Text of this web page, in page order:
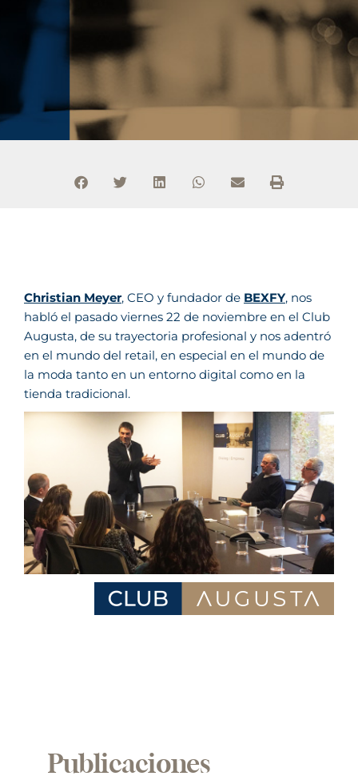
Christian Meyer, CEO y fundador de BEXFY, nos
habló el pasado viernes 22 de noviembre en el Club
Augusta, de su trayectoria profesional y nos adentró
en el mundo del retail, en especial en el mundo de
la moda tanto en un entorno digital como en la
tienda tradicional.
Publicaciones